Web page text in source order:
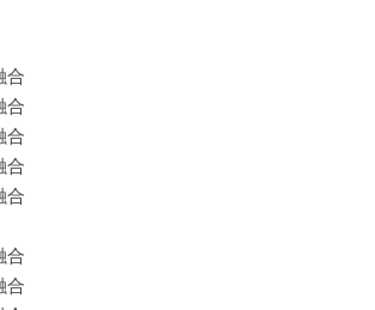
合
合
合
合
合
合
合